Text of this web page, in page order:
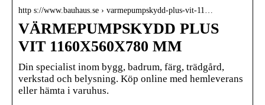
http s://www.bauhaus.se › varmepumpskydd-plus-vit-11…
VÄRMEPUMPSKYDD PLUS
VIT 1160X560X780 MM
Din specialist inom bygg, badrum, färg, trädgård,
verkstad och belysning. Köp online med hemleverans
eller hämta i varuhus.